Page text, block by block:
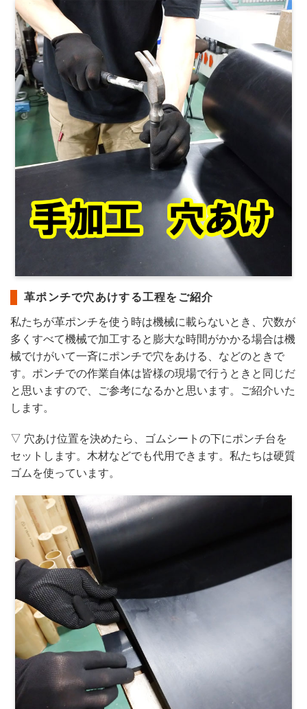
革ポンチで穴あけする工程をご紹介
私たちが革ポンチを使う時は機械に載らないとき、穴数が
多くすべて機械で加工すると膨大な時間がかかる場合は機
械でけがいて一斉にポンチで穴をあける、などのときで
す。ポンチでの作業自体は皆様の現場で行うときと同じだ
と思いますので、ご参考になるかと思います。ご紹介いた
します。
▽ 穴あけ位置を決めたら、ゴムシートの下にポンチ台を
セットします。木材などでも代用できます。私たちは硬質
ゴムを使っています。